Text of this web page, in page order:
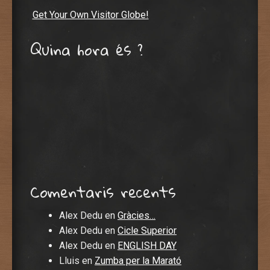
Get Your Own Visitor Globe!
Quina hora és ?
Comentaris recents
Alex Dedu en Gràcies…
Alex Dedu en Cicle Superior
Alex Dedu en ENGLISH DAY
Lluis en Zumba per la Marató